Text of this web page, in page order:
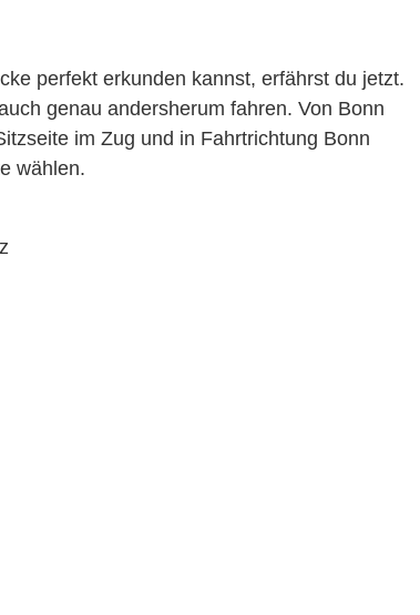
perfekt erkunden kannst, erfährst du jetzt.
genau andersherum fahren. Von Bonn
im Zug und in Fahrtrichtung Bonn
wählen.